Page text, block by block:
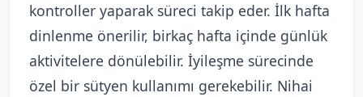
kontroller yaparak süreci takip eder. İlk hafta
dinlenme önerilir, birkaç hafta içinde günlük
aktivitelere dönülebilir. İyileşme sürecinde
özel bir sütyen kullanımı gerekebilir. Nihai